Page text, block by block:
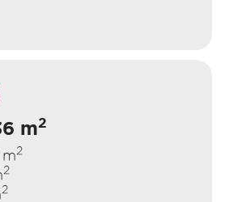
m2
m2
2
2